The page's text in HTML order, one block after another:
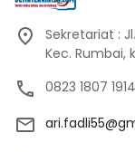
Sekretariat :
Kec. Rumbai,
0823 1807 1914